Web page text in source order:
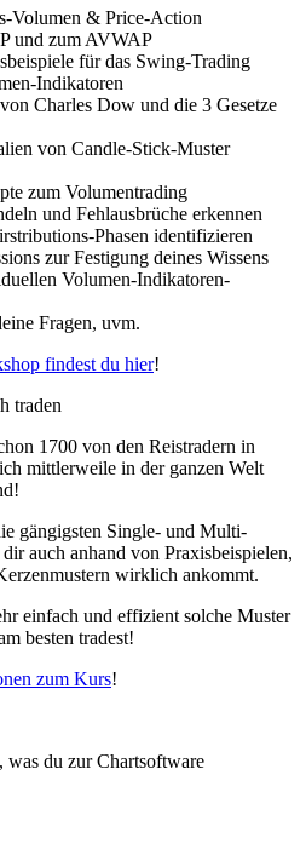
Volumen & Price-Action
und zum AVWAP
für das Swing-Trading
Indikatoren
Charles Dow und die 3 Gesetze
von Candle-Stick-Muster
zum Volumentrading
und Fehlausbrüche erkennen
Phasen identifizieren
zur Festigung deines Wissens
Volumen-Indikatoren-
Fragen, uvm.
findest du hier!
traden
1700 von den Reistradern in
mittlerweile in der ganzen Welt
gängigsten Single- und Multi-
auch anhand von Praxisbeispielen,
wirklich ankommt.
einfach und effizient solche Muster
besten tradest!
zum Kurs!
was du zur Chartsoftware